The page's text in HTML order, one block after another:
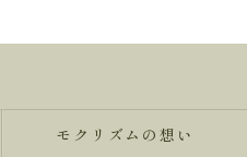
モクリズムの想い